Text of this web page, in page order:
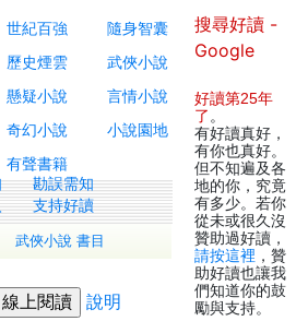
世紀百強
隨身智囊
歷史煙雲
武俠小說
懸疑小說
言情小說
奇幻小說
小說園地
有聲書籍
勘誤需知
支持好讀
武俠小說 書目
說明
搜尋好讀 -
Google
好讀第25年
了 。
有好讀真好，
有你也真好。
但不知遍及各
地的你，究竟
有多少。若你
從未或很久沒
贊助過好讀，
請按這裡 ，贊
助好讀也讓我
們知道你的鼓
勵與支持。